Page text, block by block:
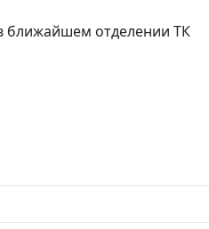
ближайшем отделении ТК